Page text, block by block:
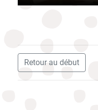
Retour au début